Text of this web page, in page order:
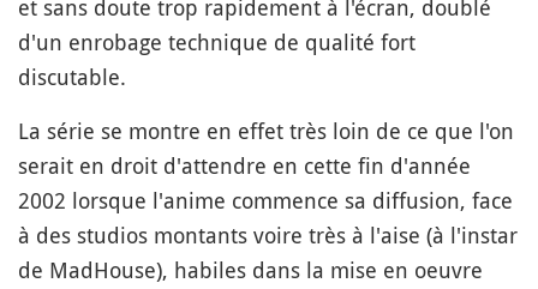
et sans doute trop rapidement à l'écran, doublé
d'un enrobage technique de qualité fort
discutable.
La série se montre en effet très loin de ce que l'on
serait en droit d'attendre en cette fin d'année
2002 lorsque l'anime commence sa diffusion, face
à des studios montants voire très à l'aise (à l'instar
de MadHouse), habiles dans la mise en oeuvre